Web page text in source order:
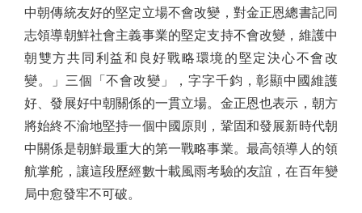
中朝傳統友好的堅定立場不會改變，對金正恩總書記同
志領導朝鮮社會主義事業的堅定支持不會改變，維護中
朝雙方共同利益和良好戰略環境的堅定決心不會改
變。」三個「不會改變」，字字千鈞，彰顯中國維護
好、發展好中朝關係的一貫立場。金正恩也表示，朝方
將始終不渝地堅持一個中國原則，鞏固和發展新時代朝
中關係是朝鮮最重大的第一戰略事業。最高領導人的領
航掌舵，讓這段歷經數十載風雨考驗的友誼，在百年變
局中愈發牢不可破。